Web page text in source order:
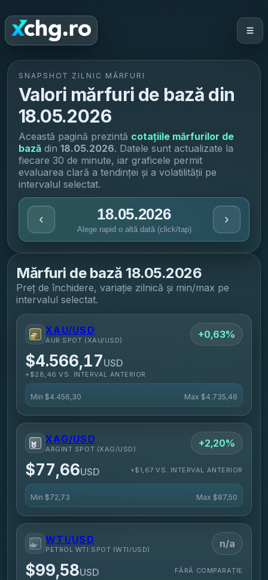
SNAPSHOT ZILNIC MĂRFURI
Valori mărfuri de bază din
18.05.2026
Această pagină prezintă cotațiile mărfurilor de
bază din 18.05.2026. Datele sunt actualizate la
fiecare 30 de minute, iar graficele permit
evaluarea clară a tendinței și a volatilității pe
intervalul selectat.
‹ 18.05.2026
Alege rapid o altă dată (click/tap)
›
Mărfuri de bază 18.05.2026
Preț de închidere, variație zilnică și min/max pe
intervalul selectat.
XAU/USD
AUR SPOT (XAU/USD) +0,63%
$4.566,17USD
+$28,46 VS. INTERVAL ANTERIOR
Min $4.456,30 Max $4.735,46
XAG/USD
ARGINT SPOT (XAG/USD) +2,20%
$77,66USD +$1,67 VS. INTERVAL ANTERIOR
Min $72,73 Max $87,50
WTI/USD
PETROL WTI SPOT (WTI/USD) n/a
$99,58USD FĂRĂ COMPARAȚIE